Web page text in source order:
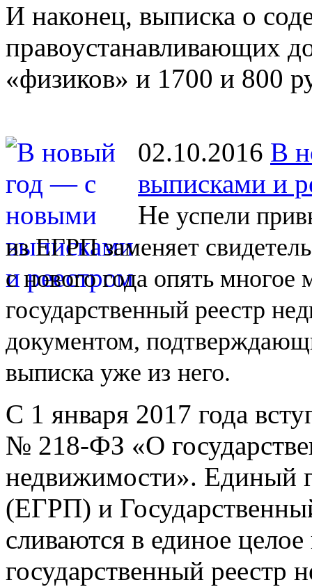
И наконец, выписка о
правоустанавливающих
«физиков» и 1700 и 800
02.10.2016 В
выписками и
Не успели
из ЕГРП заменяет
с нового года опять
государственный реестр
документом,
выписка уже из него.
С 1 января 2017 года
№ 218-ФЗ «О
недвижимости». Единый
(ЕГРП) и
сливаются в единое
государственный